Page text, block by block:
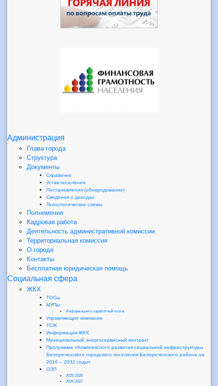
Администрация
Глава города
Структура
Документы
Справочно
Устав поселения
Постановления (обнародование)
Сведения о доходах
Технологические схемы
Полномочия
Кадровая работа
Деятельность административной комиссии
Территориальная комиссия
О городе
Контакты
Бесплатная юридическая помощь
Социальная сфера
ЖКХ
ТОСы
МУПы
Информация о заработной плате
Управляющие компании
ТСЖ
Информация-ЖКХ
Муниципальный энергосервисный контракт
Программа «Комплексного развития социальной инфраструктуры
Белореченского городского поселения Белореченского района на
2016 – 2032 годы»
ОЗП
2025-2026
2026-2027